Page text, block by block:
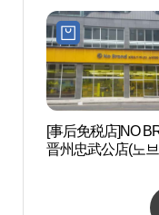
[事后免税店]NO
晋州忠武公店(노